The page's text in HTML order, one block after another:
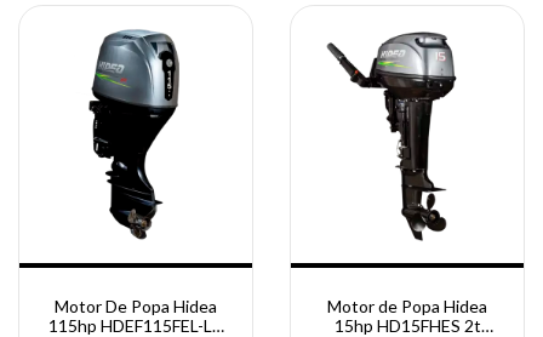
Motor De Popa Hidea
115hp HDEF115FEL-LT
Motor de Popa Hidea
15hp HD15FHES 2t